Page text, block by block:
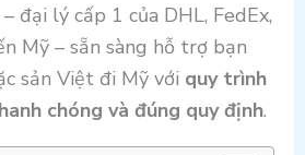
đại lý cấp 1 của DHL, FedEx,
Mỹ – sẵn sàng hỗ trợ bạn
sản Việt đi Mỹ với quy trình
chóng và đúng quy định.